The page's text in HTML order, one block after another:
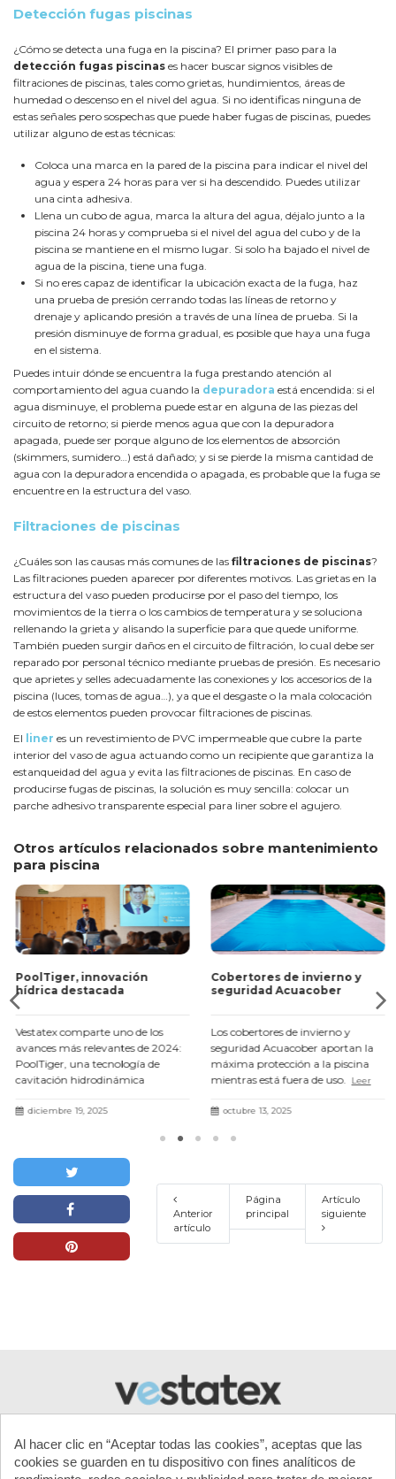
Detección fugas piscinas
¿Cómo se detecta una fuga en la piscina? El primer paso para la
detección fugas piscinas es hacer buscar signos visibles de
filtraciones de piscinas, tales como grietas, hundimientos, áreas de
humedad o descenso en el nivel del agua. Si no identificas ninguna de
estas señales pero sospechas que puede haber fugas de piscinas, puedes
utilizar alguno de estas técnicas:
Coloca una marca en la pared de la piscina para indicar el nivel del
agua y espera 24 horas para ver si ha descendido. Puedes utilizar
una cinta adhesiva.
Llena un cubo de agua, marca la altura del agua, déjalo junto a la
piscina 24 horas y comprueba si el nivel del agua del cubo y de la
piscina se mantiene en el mismo lugar. Si solo ha bajado el nivel de
agua de la piscina, tiene una fuga.
Si no eres capaz de identificar la ubicación exacta de la fuga, haz
una prueba de presión cerrando todas las líneas de retorno y
drenaje y aplicando presión a través de una línea de prueba. Si la
presión disminuye de forma gradual, es posible que haya una fuga
en el sistema.
Puedes intuir dónde se encuentra la fuga prestando atención al
comportamiento del agua cuando la depuradora está encendida: si el
agua disminuye, el problema puede estar en alguna de las piezas del
circuito de retorno; si pierde menos agua que con la depuradora
apagada, puede ser porque alguno de los elementos de absorción
(skimmers, sumidero…) está dañado; y si se pierde la misma cantidad de
agua con la depuradora encendida o apagada, es probable que la fuga se
encuentre en la estructura del vaso.
Filtraciones de piscinas
¿Cuáles son las causas más comunes de las filtraciones de piscinas?
Las filtraciones pueden aparecer por diferentes motivos. Las grietas en la
estructura del vaso pueden producirse por el paso del tiempo, los
movimientos de la tierra o los cambios de temperatura y se soluciona
rellenando la grieta y alisando la superficie para que quede uniforme.
También pueden surgir daños en el circuito de filtración, lo cual debe ser
reparado por personal técnico mediante pruebas de presión. Es necesario
que aprietes y selles adecuadamente las conexiones y los accesorios de la
piscina (luces, tomas de agua…), ya que el desgaste o la mala colocación
de estos elementos pueden provocar filtraciones de piscinas.
El liner es un revestimiento de PVC impermeable que cubre la parte
interior del vaso de agua actuando como un recipiente que garantiza la
estanqueidad del agua y evita las filtraciones de piscinas. En caso de
producirse fugas de piscinas, la solución es muy sencilla: colocar un
parche adhesivo transparente especial para liner sobre el agujero.
Otros artículos relacionados sobre mantenimiento
para piscina
PoolTiger, innovación
hídrica destacada
Vestatex comparte uno de los
avances más relevantes de 2024:
PoolTiger, una tecnología de
cavitación hidrodinámica
Turisme con resultados un 71 %
diciembre 19, 2025
Cobertores de invierno y
seguridad Acuacober
Los cobertores de invierno y
seguridad Acuacober aportan la
máxima protección a la piscina
mientras está fuera de uso.
Leer
octubre 13, 2025
Anterior
artículo
Página
principal
Artículo
siguiente
Al hacer clic en “Aceptar todas las cookies”, aceptas que las
cookies se guarden en tu dispositivo con fines analíticos de